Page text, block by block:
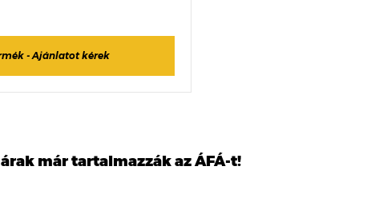
- Ajánlatot kérek
már tartalmazzák az ÁFÁ-t!